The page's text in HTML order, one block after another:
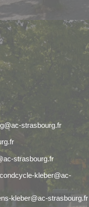
strasbourg.fr
strasbourg.fr
kleber@ac-
kleber@ac-strasbourg.fr